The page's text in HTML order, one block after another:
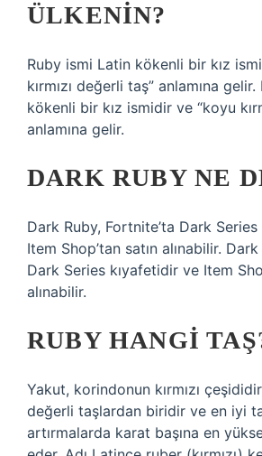
ÜLKENIN?
Ruby ismi Latin kökenli bir kız
kırmızı değerli taş” anlamına
kökenli bir kız ismidir ve “koyu
anlamına gelir.
DARK RUBY NE
Dark Ruby, Fortnite’ta Dark
Item Shop’tan satın alınabilir.
Dark Series kıyafetidir ve Item
alınabilir.
RUBY HANGI
Yakut, korindonun kırmızı
değerli taşlardan biridir ve en iyi
artırmalarda karat başına en